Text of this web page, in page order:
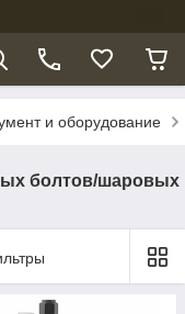
и оборудование
болтов/шаровых